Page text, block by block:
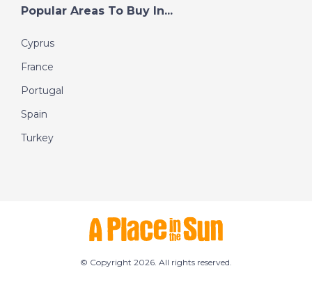
Popular Areas To Buy In...
Cyprus
France
Portugal
Spain
Turkey
© Copyright 2026. All rights reserved.